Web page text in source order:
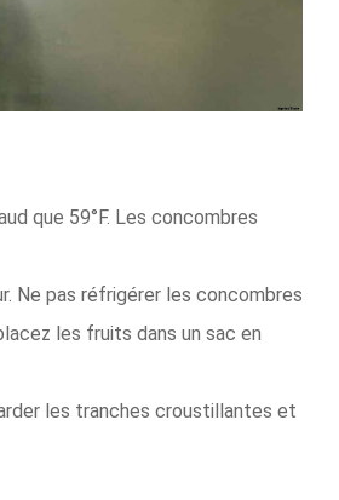
que 59°F. Les concombres
Ne pas réfrigérer les concombres
les fruits dans un sac en
les tranches croustillantes et